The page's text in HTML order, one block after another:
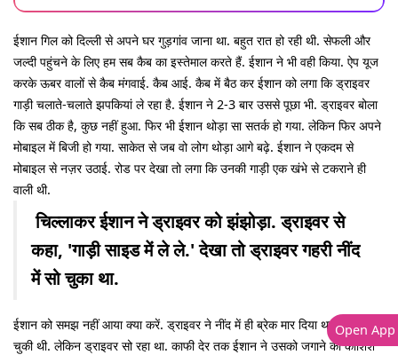
ईशान गिल को दिल्ली से अपने घर गुड़गांव जाना था. बहुत रात हो रही थी. सेफली और
जल्दी पहुंचने के लिए हम सब कैब का इस्तेमाल करते हैं. ईशान ने भी वही किया. ऐप यूज
करके ऊबर वालों से कैब मंगवाई. कैब आई. कैब में बैठ कर ईशान को लगा कि ड्राइवर
गाड़ी चलाते-चलाते झपकियां ले रहा है. ईशान ने 2-3 बार उससे पूछा भी. ड्राइवर बोला
कि सब ठीक है, कुछ नहीं हुआ. फिर भी ईशान थोड़ा सा सतर्क हो गया. लेकिन फिर अपने
मोबाइल में बिजी हो गया. साकेत से जब वो लोग थोड़ा आगे बढ़े. ईशान ने एकदम से
मोबाइल से नज़र उठाई. रोड पर देखा तो लगा कि उनकी गाड़ी एक खंभे से टकराने ही
वाली थी.
चिल्लाकर ईशान ने ड्राइवर को झंझोड़ा. ड्राइवर से
कहा, 'गाड़ी साइड में ले ले.' देखा तो ड्राइवर गहरी नींद
में सो चुका था.
ईशान को समझ नहीं आया क्या करें. ड्राइवर ने नींद में ही ब्रेक मार दिया था. गाड़ी रुक
चुकी थी. लेकिन ड्राइवर सो रहा था. काफी देर तक ईशान ने उसको जगाने की कोशिश
Open App